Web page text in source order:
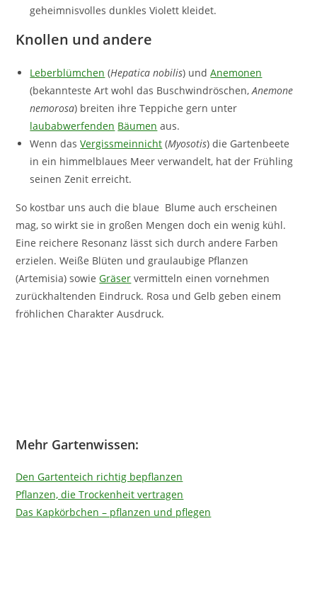
geheimnisvolles dunkles Violett kleidet.
Knollen und andere
Leberblümchen (Hepatica nobilis) undAnemonen
(bekannteste Art wohl das Buschwindröschen,Anemone
nemorosa) breiten ihre Teppiche gern unter
laubabwerfenden Bäumen aus.
Wenn dasVergissmeinnicht (Myosotis) die Gartenbeete
in ein himmelblaues Meer verwandelt, hat der Frühling
seinen Zenit erreicht.
So kostbar uns auch die blaue Blume auch erscheinen
mag, so wirkt sie in großen Mengen doch ein wenig kühl.
Eine reichere Resonanz lässt sich durch andere Farben
erzielen. Weiße Blüten und graulaubige Pflanzen
(Artemisia) sowieGräser vermitteln einen vornehmen
zurückhaltenden Eindruck. Rosa und Gelb geben einem
fröhlichen Charakter Ausdruck.
Mehr Gartenwissen:
Den Gartenteich richtig bepflanzen
Pflanzen, die Trockenheit vertragen
Das Kapkörbchen – pflanzen und pflegen